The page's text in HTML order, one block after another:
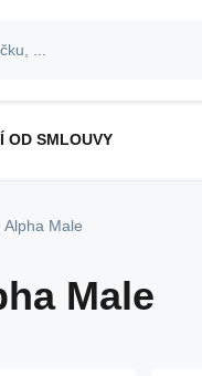
OD SMLOUVY
Alpha Male
Male